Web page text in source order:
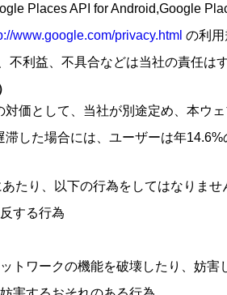
Places API for Android,Google
www.google.com/privacy.html の利
不利益、不具合などは当社の責任
価として、当社が別途定め、本ウ
した場合には、ユーザーは年
たり、以下の行為をしてはなりませ
する行為
トワークの機能を破壊したり、妨害